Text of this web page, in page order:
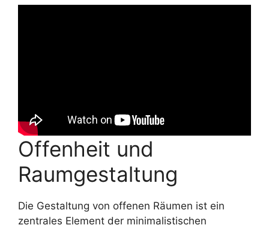
Offenheit und
Raumgestaltung
Die Gestaltung von offenen Räumen ist ein
zentrales Element der minimalistischen